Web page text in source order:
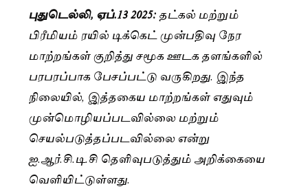
புதுடெல்லி, ஏப்.13 2025:தட்கல் மற்றும்
பிரீமியம் ரயில் டிக்கெட் முன்பதிவு நேர
மாற்றங்கள் குறித்து சமூக ஊடக தளங்களில்
பரபரப்பாக பேசப்பட்டு வருகிறது. இந்த
நிலையில், இத்தகைய மாற்றங்கள் எதுவும்
முன்மொழியப்படவில்லை மற்றும்
செயல்படுத்தப்படவில்லை என்று
ஐ.ஆர்.சி.டி.சி தெளிவுபடுத்தும் அறிக்கையை
வெளியிட்டுள்ளது.